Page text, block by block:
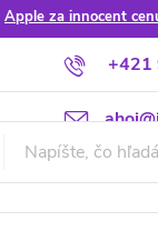
Apple za innocent
+421
Poradňa